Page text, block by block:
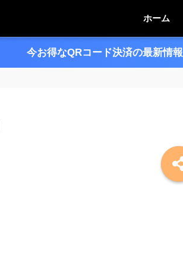
ホーム
今お得なQRコード決済の最新情報